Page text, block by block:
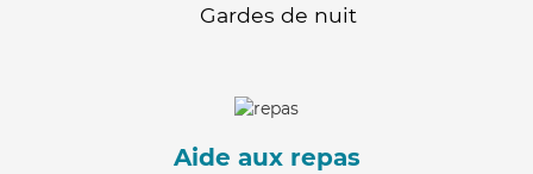
Gardes de nuit
Aide aux repas